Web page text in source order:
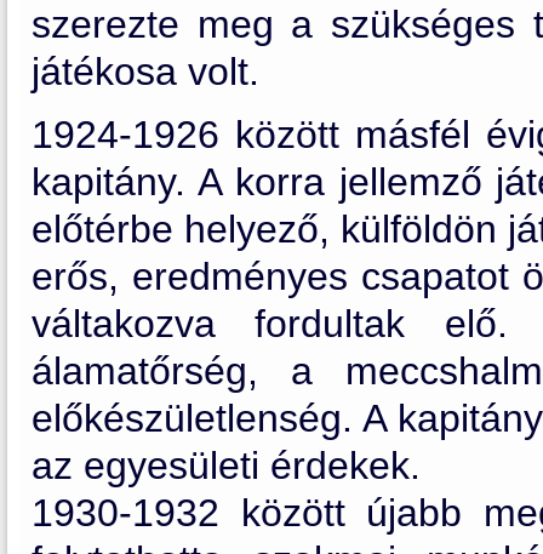
szerezte meg a szükséges
játékosa volt.
1924-1926 között másfél
kapitány. A korra jellemző
előtérbe helyező, külföldön
erős, eredményes csapatot
váltakozva fordultak elő.
álamatőrség, a
előkészületlenség. A
az egyesületi érdekek.
1930-1932 között újabb